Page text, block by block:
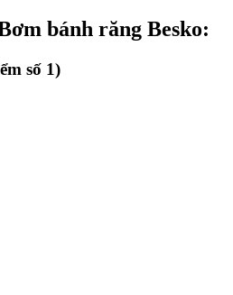
bánh răng Besko:
số 1)